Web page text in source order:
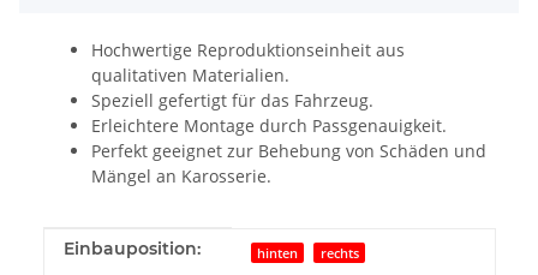
Hochwertige Reproduktionseinheit aus
qualitativen Materialien.
Speziell gefertigt für das Fahrzeug.
Erleichtere Montage durch Passgenauigkeit.
Perfekt geeignet zur Behebung von Schäden und
Mängel an Karosserie.
Produkteigenschaft
Wert
Einbauposition: hinten rechts